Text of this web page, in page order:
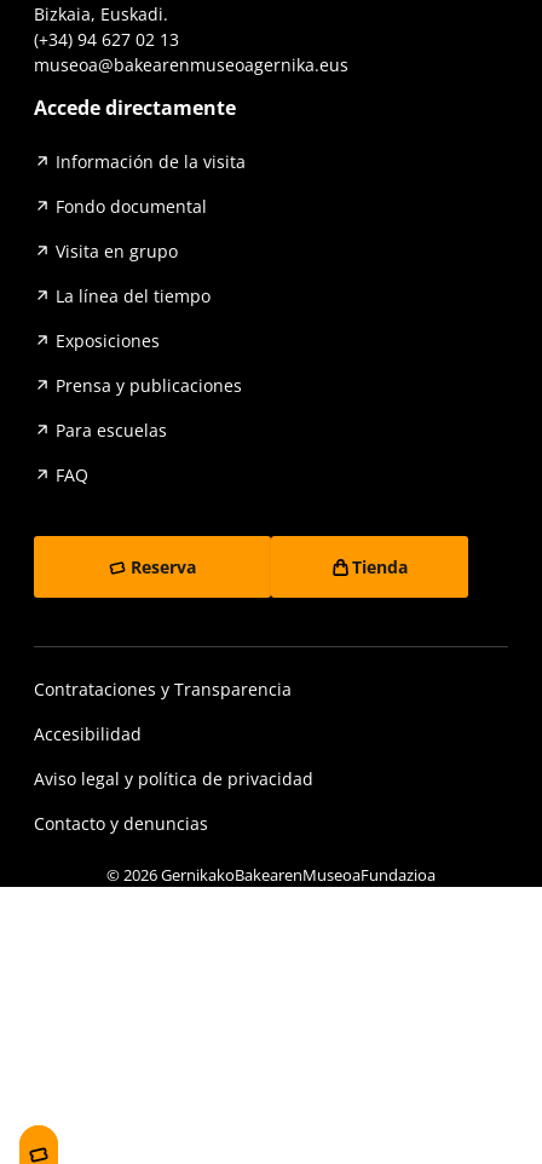
Bizkaia, Euskadi.
(+34) 94 627 02 13
museoa@bakearenmuseoagernika.eus
Accede directamente
Información de la visita
Fondo documental
Visita en grupo
La línea del tiempo
Exposiciones
Prensa y publicaciones
Para escuelas
FAQ
Reserva Tienda
Contrataciones y Transparencia
Accesibilidad
Aviso legal y política de privacidad
Contacto y denuncias
© 2026 GernikakoBakearenMuseoaFundazioa